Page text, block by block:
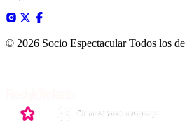
© 2026 Socio Espectacular Todos los